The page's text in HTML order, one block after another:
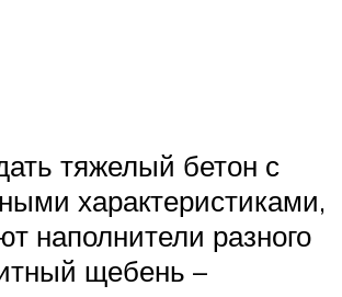
тяжелый бетон с
характеристиками,
наполнители разного
щебень –